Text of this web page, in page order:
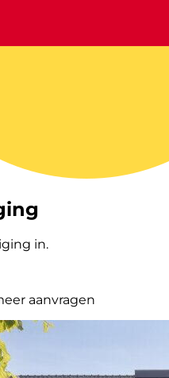
in.
aanvragen